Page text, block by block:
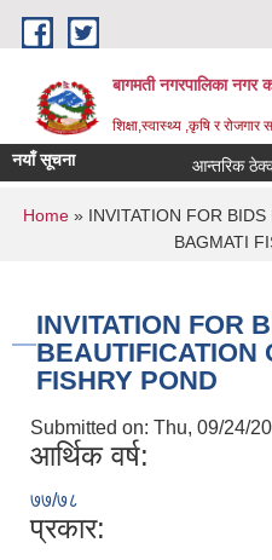
Skip to main content
बागमती नगरपालिका नगर
शिक्षा,स्वास्थ्य ,कृषि र रोजगार
नयाँ सूचना आन्तरिक ठेक्का
You are here
Home » INVITATION FOR
BAGMATI
INVITATION FOR
BEAUTIFICATION
FISHRY POND
Submitted on: Thu, 09/24/
आर्थिक वर्ष:
७७/७८
प्रकार: